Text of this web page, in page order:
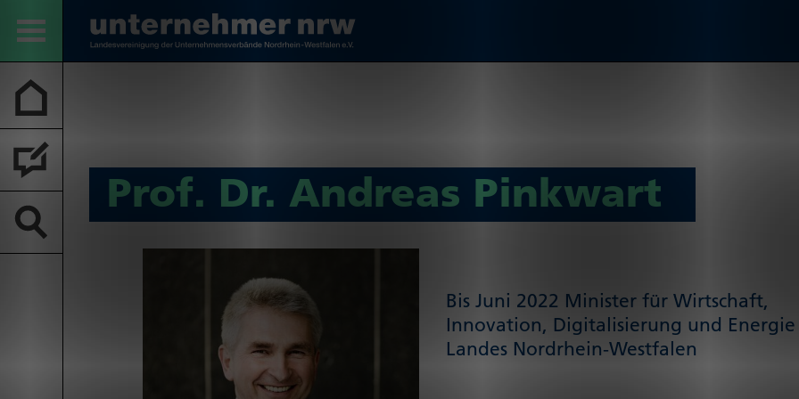
Prof. Dr. Andreas Pinkwart
Bis Juni 2022 Minister für Wirtschaft,
Innovation, Digi­ta­li­sie­rung und Energie
Landes Nordrhein-Westfalen